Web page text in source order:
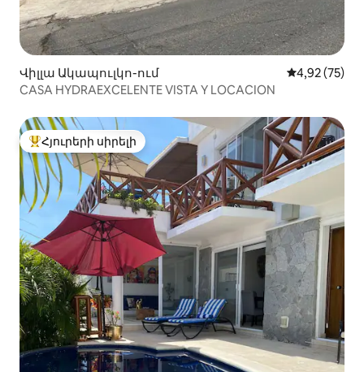
Վիլլա Ակապուլկո-ում Միջին
4,92 (75)
CASA HYDRAEXCELENTE VISTA Y LOCACION
Հյուրերի սիրելի լավագույն տները
Հյուրերի սիրելի